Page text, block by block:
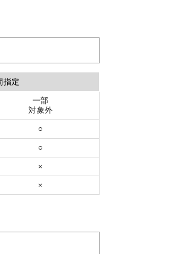
指定
一部
対象外
○
○
×
×